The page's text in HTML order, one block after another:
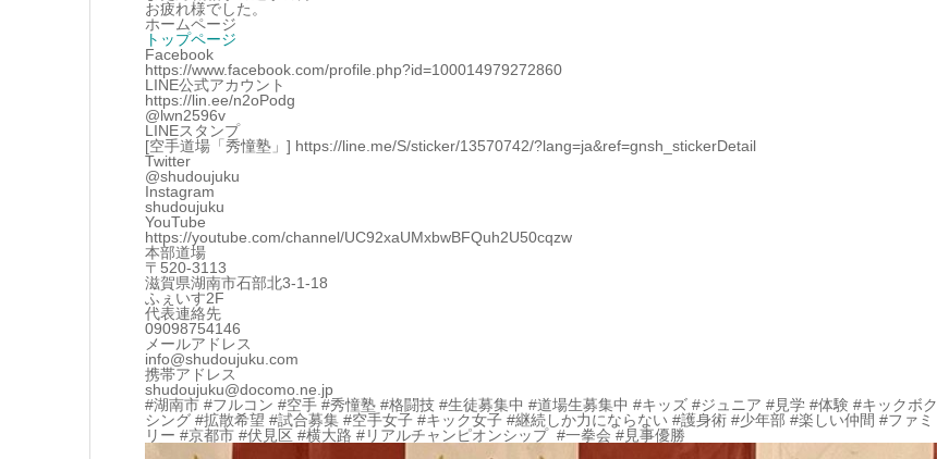
お疲れ様でした。
ホームページ
トップページ
Facebook
https://www.facebook.com/profile.php?id=100014979272860
LINE公式アカウント
https://lin.ee/n2oPodg
@lwn2596v
LINEスタンプ
[空手道場「秀憧塾」] https://line.me/S/sticker/13570742/?lang=ja&ref=gnsh_stickerDetail
Twitter
@shudoujuku
Instagram
shudoujuku
YouTube
https://youtube.com/channel/UC92xaUMxbwBFQuh2U50cqzw
本部道場
〒520-3113
滋賀県湖南市石部北3-1-18
ふぇいす2F
代表連絡先
09098754146
メールアドレス
info@shudoujuku.com
携帯アドレス
shudoujuku@docomo.ne.jp
#湖南市 #フルコン #空手 #秀憧塾 #格闘技 #生徒募集中 #道場生募集中 #キッズ #ジュニア #見学 #体験 #キックボク
シング #拡散希望 #試合募集 #空手女子 #キック女子 #継続しか力にならない #護身術 #少年部 #楽しい仲間 #ファミ
リー #京都市 #伏見区 #横大路 #リアルチャンピオンシップ #一拳会 #見事優勝